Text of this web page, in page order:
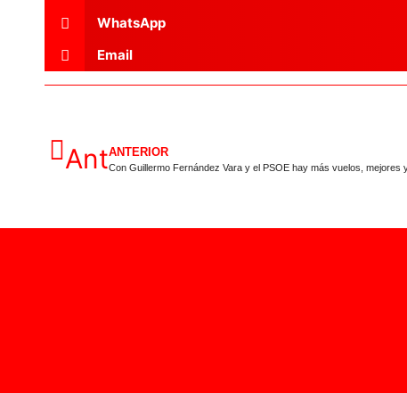
WhatsApp
Email
AntANTERIOR
Con Guillermo Fernández Vara y el PSOE hay más vuelos, mejores